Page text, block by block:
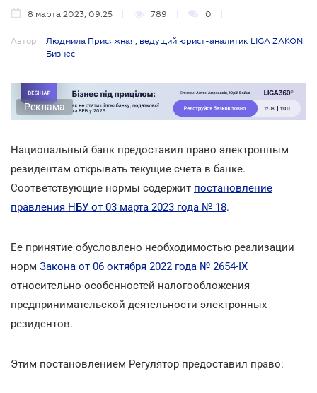
8 марта 2023, 09:25 789 0
Автор:
Людмила Присяжная, ведущий юрист-аналитик LIGA ZAKON
Бизнес
Реклама
Национальный банк предоставил право электронным
резидентам открывать текущие счета в банке.
Соответствующие нормы содержит постановление
правления НБУ от 03 марта 2023 года № 18.
Ее принятие обусловлено необходимостью реализации
норм Закона от 06 октября 2022 года № 2654-IX
относительно особенностей налогообложения
предпринимательской деятельности электронных
резидентов.
Этим постановлением Регулятор предоставил право: